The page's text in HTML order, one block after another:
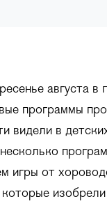
августа
программы
видели в
игры от
которые